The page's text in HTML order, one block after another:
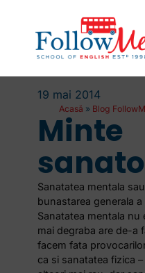
19 mai 2014
Acasă » Blog
Minte
Sanatatea mentala
bunastarea generala
Sanatatea mentala nu
mai degraba are de-a
facem fata
ca si sanatatea fizica